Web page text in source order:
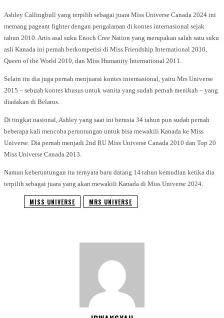
Ashley Callingbull yang terpilih sebagai juara Miss Universe Canada 2024 ini
memang pageant fighter dengan pengalaman di kontes internasional sejak
tahun 2010. Artis asal suku Enoch Cree Nation yang merupakan salah satu suku
asli Kanada ini pernah berkompetisi di Miss Friendship International 2010,
Queen of the World 2010, dan Miss Humanity International 2011.
Selain itu dia juga pernah menjuarai kontes internasional, yaitu Mrs Universe
2015 – sebuah kontes khusus untuk wanita yang sudah pernah menikah – yang
diadakan di Belarus.
Di tingkat nasional, Ashley yang saat ini berusia 34 tahun pun sudah pernah
beberapa kali mencoba peruntungan untuk bisa mewakili Kanada ke Miss
Universe. Dia pernah menjadi 2nd RU Miss Universe Canada 2010 dan Top 20
Miss Universe Canada 2013.
Namun keberuntungan itu ternyata baru datang 14 tahun kemudian ketika dia
terpilih sebagai juara yang akan mewakili Kanada di Miss Universe 2024.
MISS UNIVERSE MRS UNIVERSE